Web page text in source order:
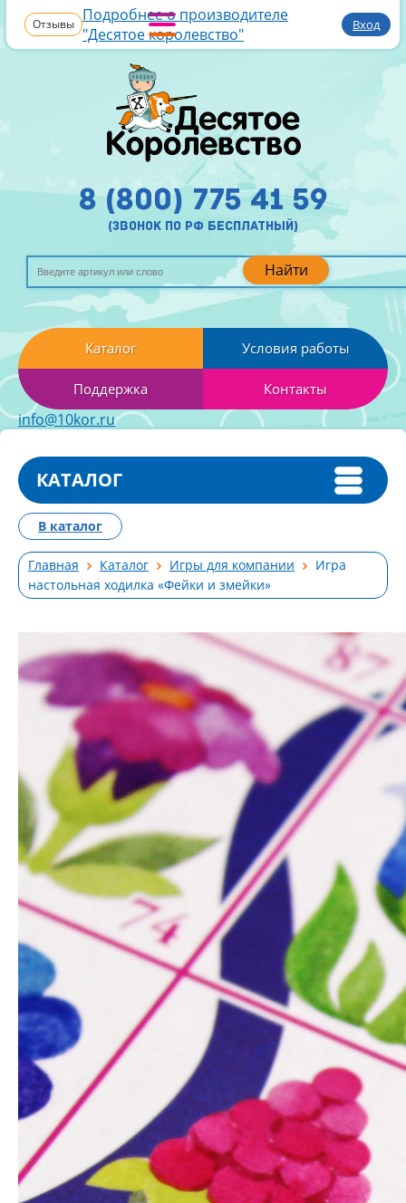
Отзывы Подробнее о производителе
"Десятое королевство"
Вход
Найти
8 (800) 775 41 59
(звонок по рф бесплатный)
Каталог Условия работы
Поддержка Контакты
info@10kor.ru
КАТАЛОГ
Главная Каталог Игры для компании
Игра
настольная ходилка «Фейки и змейки»
В каталог